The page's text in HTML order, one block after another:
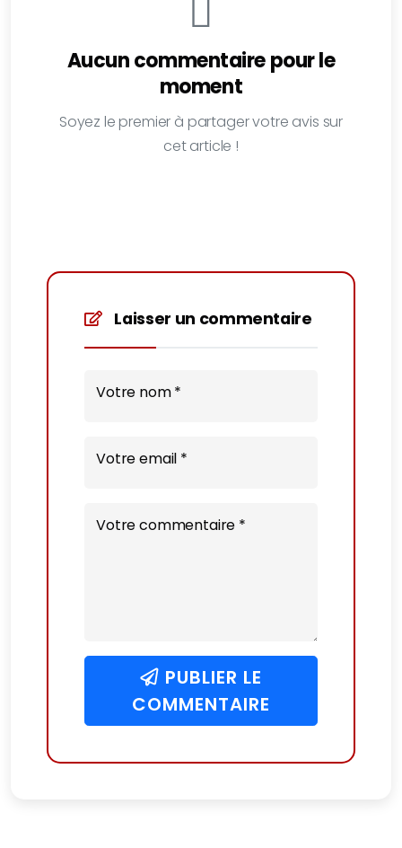
Aucun commentaire pour le
moment
Soyez le premier à partager votre avis sur
cet article !
Laisser un commentaire
Votre nom *
Votre email *
Votre commentaire *
PUBLIER LE
COMMENTAIRE